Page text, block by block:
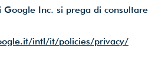
Google Inc. si prega di consultare
intl/it/policies/privacy/